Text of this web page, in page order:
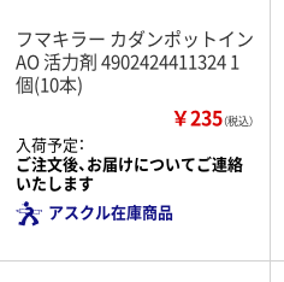
フマキラー カダンポットイン
AO 活力剤 4902424411324 1
個(10本)
￥235（税込）
入荷予定：
ご注文後、お届けについてご連絡
いたします
アスクル在庫商品